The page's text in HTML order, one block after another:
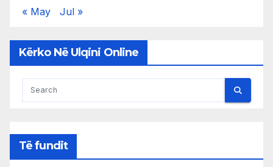
« May Jul »
Kërko Në Ulqini Online
Të fundit